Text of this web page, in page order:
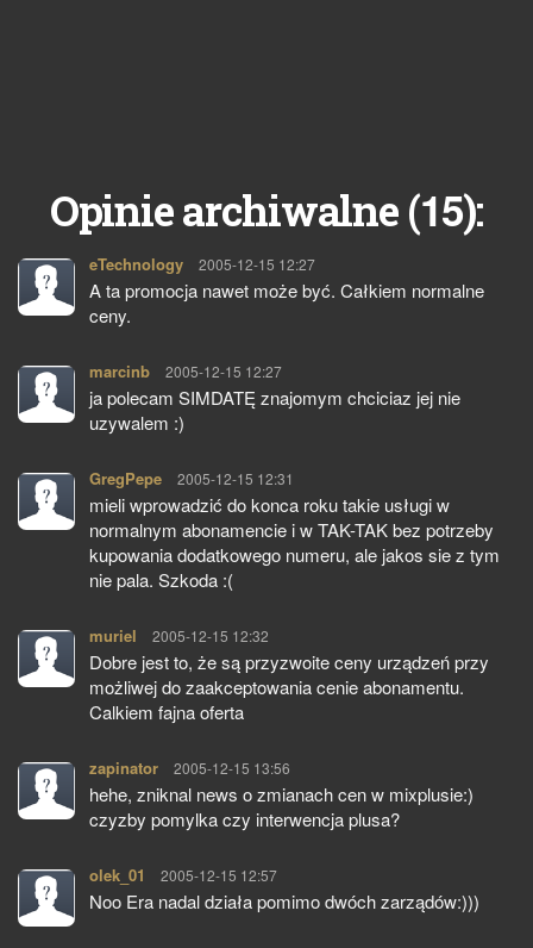
Opinie archiwalne (15):
eTechnology pisze:
2005-12-15 12:27
A ta promocja nawet może być. Całkiem normalne
ceny.
marcinb pisze:
2005-12-15 12:27
ja polecam SIMDATĘ znajomym chciciaz jej nie
uzywalem :)
GregPepe pisze:
2005-12-15 12:31
mieli wprowadzić do konca roku takie usługi w
normalnym abonamencie i w TAK-TAK bez potrzeby
kupowania dodatkowego numeru, ale jakos sie z tym
nie pala. Szkoda :(
muriel pisze:
2005-12-15 12:32
Dobre jest to, że są przyzwoite ceny urządzeń przy
możliwej do zaakceptowania cenie abonamentu.
Calkiem fajna oferta
zapinator pisze:
2005-12-15 13:56
hehe, zniknal news o zmianach cen w mixplusie:)
czyzby pomylka czy interwencja plusa?
olek_01 pisze:
2005-12-15 12:57
Noo Era nadal działa pomimo dwóch zarządów:)))